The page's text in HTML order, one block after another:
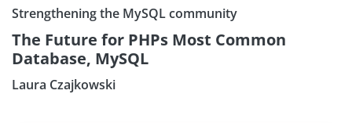
Strengthening the MySQL community
The Future for PHPs Most Common
Database, MySQL
Laura Czajkowski